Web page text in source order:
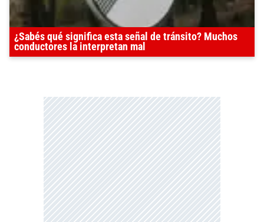
¿Sabés qué significa esta señal de tránsito? Muchos
conductores la interpretan mal